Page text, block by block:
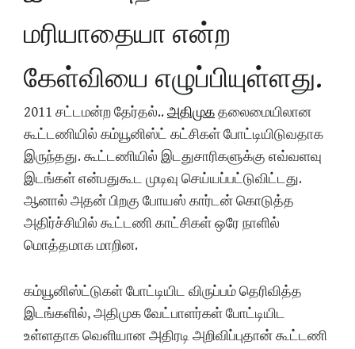
மரியாதையா என்ற
கேள்வியை எழுப்பியுள்ளது.
2011 சட்டமன்ற தேர்தல்..அதிமுகதலைமையிலான
கூட்டணியில் கம்யூனிஸ்ட் கட்சிகள் போட்டியிடுவதாக
இருந்தது. கூட்டணியில் இடதுசாரிகளுக்கு எவ்வளவு
இடங்கள் என்பதுகூட முடிவு செய்யப்பட்டுவிட்டது.
ஆனால் அதன் பிறகு போயஸ் கார்டன் கொடுத்த
அதிர்ச்சியில் கூட்டணி காட்சிகள் ஒரே நாளில்
மொத்தமாக மாறின.
கம்யூனிஸ்ட்டுகள் போட்டியிட விருப்பம் தெரிவித்த
இடங்களில், அதிமுக வேட்பாளர்கள் போட்டியிட
உள்ளதாக வெளியான அதிரடி அறிவிப்புதான் கூட்டணி